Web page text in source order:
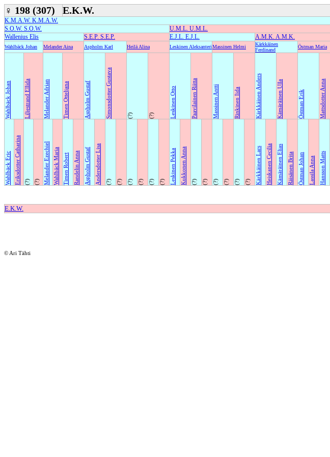
♀ 198 (307) E.K.W.
K.M.A.W. K.M.A.W.
S.O.W. S.O.W.
U.M.L. U.M.L.
Wallenius Elis
S.E.P. S.E.P. E.J.L. E.J.L. A.M.K. A.M.K.
Wahlbäck Johan Melander Aina Aspholm Karl Heilä Alina Leskinen AleksanteriMassinen Helmi
Kärkkäinen
Ferdinand
Östman Maria
Wahlbäck Johan Liljestrand Ellida Melander Adrian Timen Otteljana Aspholm Gustaf Simonsdotter Gustava (?) (?) Leskinen Otto Paavilainen Riitta Massinen Antti Rinkinen Iida Kärkkäinen Anders Kämäräinen Ulla Östman Erik Mattsdotter Anna
Wahlbäck EricEriksdotter Catharina (?) (?) Melander EzechielWahlbäck MariaTimen Robert Randelin AnnaAspholm GustafAndersdotter Lisa (?) (?) (?) (?) (?) (?) Leskinen PekkaKukkonen Anna (?) (?) (?) (?) (?) (?) Kärkkäinen LarsHeiskanen CeciliaKämäräinen EliasRäisänen Brita Östman Johan Lassila Anna Hansson Matts
E.K.W.
© Ari Tähti